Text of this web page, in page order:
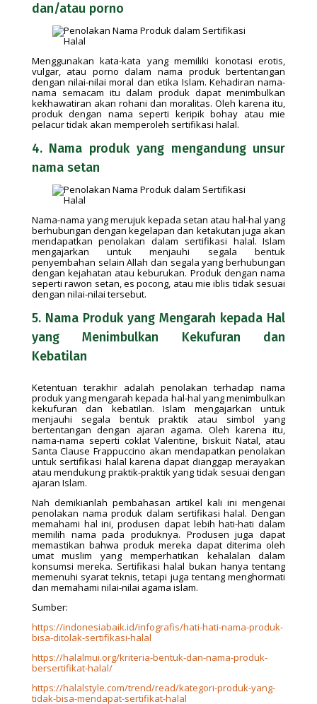
dan/atau porno
Menggunakan kata-kata yang memiliki konotasi erotis,
vulgar, atau porno dalam nama produk bertentangan
dengan nilai-nilai moral dan etika Islam. Kehadiran nama-
nama semacam itu dalam produk dapat menimbulkan
kekhawatiran akan rohani dan moralitas. Oleh karena itu,
produk dengan nama seperti keripik bohay atau mie
pelacur tidak akan memperoleh sertifikasi halal.
4. Nama produk yang mengandung unsur
nama setan
Nama-nama yang merujuk kepada setan atau hal-hal yang
berhubungan dengan kegelapan dan ketakutan juga akan
mendapatkan penolakan dalam sertifikasi halal. Islam
mengajarkan untuk menjauhi segala bentuk
penyembahan selain Allah dan segala yang berhubungan
dengan kejahatan atau keburukan. Produk dengan nama
seperti rawon setan, es pocong, atau mie iblis tidak sesuai
dengan nilai-nilai tersebut.
5. Nama Produk yang Mengarah kepada Hal
yang Menimbulkan Kekufuran dan
Kebatilan
Ketentuan terakhir adalah penolakan terhadap nama
produk yang mengarah kepada hal-hal yang menimbulkan
kekufuran dan kebatilan. Islam mengajarkan untuk
menjauhi segala bentuk praktik atau simbol yang
bertentangan dengan ajaran agama. Oleh karena itu,
nama-nama seperti coklat Valentine, biskuit Natal, atau
Santa Clause Frappuccino akan mendapatkan penolakan
untuk sertifikasi halal karena dapat dianggap merayakan
atau mendukung praktik-praktik yang tidak sesuai dengan
ajaran Islam.
Nah demikianlah pembahasan artikel kali ini mengenai
penolakan nama produk dalam sertifikasi halal. Dengan
memahami hal ini, produsen dapat lebih hati-hati dalam
memilih nama pada produknya. Produsen juga dapat
memastikan bahwa produk mereka dapat diterima oleh
umat muslim yang memperhatikan kehalalan dalam
konsumsi mereka. Sertifikasi halal bukan hanya tentang
memenuhi syarat teknis, tetapi juga tentang menghormati
dan memahami nilai-nilai agama islam.
Sumber:
https://indonesiabaik.id/infografis/hati-hati-nama-produk-
bisa-ditolak-sertifikasi-halal
https://halalmui.org/kriteria-bentuk-dan-nama-produk-
bersertifikat-halal/
https://halalstyle.com/trend/read/kategori-produk-yang-
tidak-bisa-mendapat-sertifikat-halal